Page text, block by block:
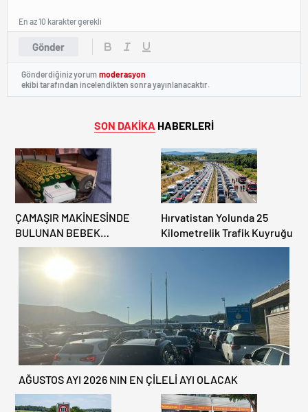
Gönder
En az 10 karakter gerekli
Gönderdiğiniz yorum moderasyon
ekibi tarafından incelendikten sonra yayınlanacaktır.
SON DAKİKA HABERLERİ
ÇAMAŞIR MAKİNESİNDE
BULUNAN BEBEK
CENAZESİ ŞOK ETTİ
Hırvatistan Yolunda 25
Kilometrelik Trafik Kuyruğu
AĞUSTOS AYI 2026 NIN EN ÇİLELİ AYI OLACAK